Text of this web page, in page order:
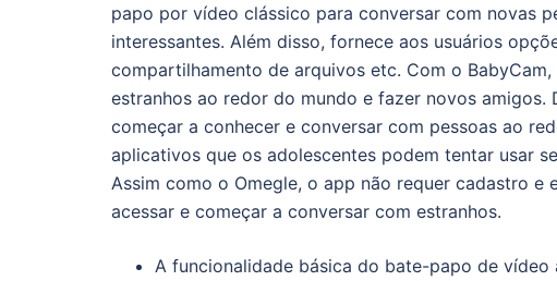
papo por vídeo clássico para conversar com novas
interessantes. Além disso, fornece aos usuários
compartilhamento de arquivos etc. Com o
estranhos ao redor do mundo e fazer novos
começar a conhecer e conversar com pessoas ao
aplicativos que os adolescentes podem tentar usar
Assim como o Omegle, o app não requer cadastro e
acessar e começar a conversar com estranhos.
A funcionalidade básica do bate-papo de